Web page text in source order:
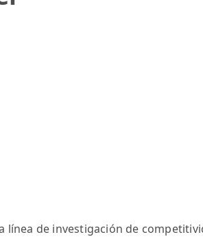
línea de investigación de